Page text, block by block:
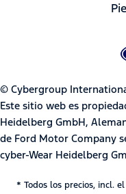
© Cybergroup
Este sitio web es
Heidelberg GmbH,
de Ford Motor Company
cyber-Wear Heidelberg
* Todos los precios, incl.